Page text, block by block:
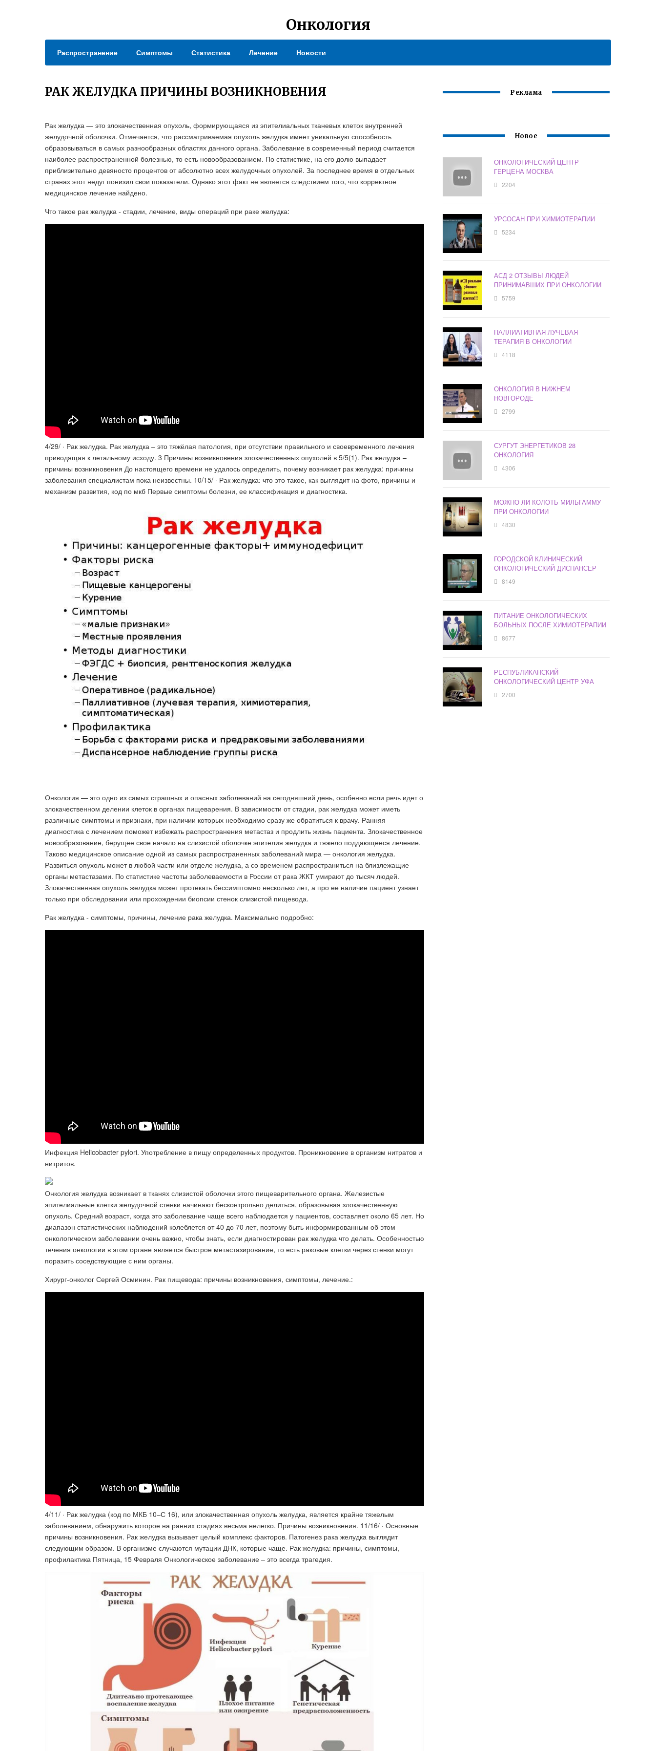
Онкология
Распространение Симптомы Статистика Лечение Новости
РАК ЖЕЛУДКА ПРИЧИНЫ ВОЗНИКНОВЕНИЯ
Рак желудка — это злокачественная опухоль, формирующаяся из эпителиальных тканевых клеток внутренней
желудочной оболочки. Отмечается, что рассматриваемая опухоль желудка имеет уникальную способность
образовываться в самых разнообразных областях данного органа. Заболевание в современный период считается
наиболее распространенной болезнью, то есть новообразованием. По статистике, на его долю выпадает
приблизительно девяносто процентов от абсолютно всех желудочных опухолей. За последнее время в отдельных
странах этот недуг понизил свои показатели. Однако этот факт не является следствием того, что корректное
медицинское лечение найдено.
Что такое рак желудка - стадии, лечение, виды операций при раке желудка:
4/29/ · Рак желудка. Рак желудка – это тяжёлая патология, при отсутствии правильного и своевременного лечения
приводящая к летальному исходу. 3 Причины возникновения злокачественных опухолей в 5/5(1). Рак желудка –
причины возникновения До настоящего времени не удалось определить, почему возникает рак желудка: причины
заболевания специалистам пока неизвестны. 10/15/ · Рак желудка: что это такое, как выглядит на фото, причины и
механизм развития, код по мкб Первые симптомы болезни, ее классификация и диагностика.
Онкология — это одно из самых страшных и опасных заболеваний на сегодняшний день, особенно если речь идет о
злокачественном делении клеток в органах пищеварения. В зависимости от стадии, рак желудка может иметь
различные симптомы и признаки, при наличии которых необходимо сразу же обратиться к врачу. Ранняя
диагностика с лечением поможет избежать распространения метастаз и продлить жизнь пациента. Злокачественное
новообразование, берущее свое начало на слизистой оболочке эпителия желудка и тяжело поддающееся лечение.
Таково медицинское описание одной из самых распространенных заболеваний мира — онкология желудка.
Развиться опухоль может в любой части или отделе желудка, а со временем распространиться на близлежащие
органы метастазами. По статистике частоты заболеваемости в России от рака ЖКТ умирают до тысяч людей.
Злокачественная опухоль желудка может протекать бессимптомно несколько лет, а про ее наличие пациент узнает
только при обследовании или прохождении биопсии стенок слизистой пищевода.
Рак желудка - симптомы, причины, лечение рака желудка. Максимально подробно:
Инфекция Helicobacter pylori. Употребление в пищу определенных продуктов. Проникновение в организм нитратов и
нитритов.
Онкология желудка возникает в тканях слизистой оболочки этого пищеварительного органа. Железистые
эпителиальные клетки желудочной стенки начинают бесконтрольно делиться, образовывая злокачественную
опухоль. Средний возраст, когда это заболевание чаще всего наблюдается у пациентов, составляет около 65 лет. Но
диапазон статистических наблюдений колеблется от 40 до 70 лет, поэтому быть информированным об этом
онкологическом заболевании очень важно, чтобы знать, если диагностирован рак желудка что делать. Особенностью
течения онкологии в этом органе является быстрое метастазирование, то есть раковые клетки через стенки могут
поразить соседствующие с ним органы.
Хирург-онколог Сергей Осминин. Рак пищевода: причины возникновения, симптомы, лечение.:
4/11/ · Рак желудка (код по МКБ 10–С 16), или злокачественная опухоль желудка, является крайне тяжелым
заболеванием, обнаружить которое на ранних стадиях весьма нелегко. Причины возникновения. 11/16/ · Основные
причины возникновения. Рак желудка вызывает целый комплекс факторов. Патогенез рака желудка выглядит
следующим образом. В организме случаются мутации ДНК, которые чаще. Рак желудка: причины, симптомы,
профилактика Пятница, 15 Февраля Онкологическое заболевание – это всегда трагедия.
Реклама
Новое
ОНКОЛОГИЧЕСКИЙ ЦЕНТР
ГЕРЦЕНА МОСКВА
2204
УРСОСАН ПРИ ХИМИОТЕРАПИИ
5234
АСД 2 ОТЗЫВЫ ЛЮДЕЙ
ПРИНИМАВШИХ ПРИ ОНКОЛОГИИ
5759
ПАЛЛИАТИВНАЯ ЛУЧЕВАЯ
ТЕРАПИЯ В ОНКОЛОГИИ
4118
ОНКОЛОГИЯ В НИЖНЕМ
НОВГОРОДЕ
2799
СУРГУТ ЭНЕРГЕТИКОВ 28
ОНКОЛОГИЯ
4306
МОЖНО ЛИ КОЛОТЬ МИЛЬГАММУ
ПРИ ОНКОЛОГИИ
4830
ГОРОДСКОЙ КЛИНИЧЕСКИЙ
ОНКОЛОГИЧЕСКИЙ ДИСПАНСЕР
8149
ПИТАНИЕ ОНКОЛОГИЧЕСКИХ
БОЛЬНЫХ ПОСЛЕ ХИМИОТЕРАПИИ
8677
РЕСПУБЛИКАНСКИЙ
ОНКОЛОГИЧЕСКИЙ ЦЕНТР УФА
2700